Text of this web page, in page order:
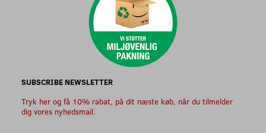
SUBSCRIBE NEWSLETTER
Tryk her og få 10% rabat, på dit næste køb, når du tilmelder
dig vores nyhedsmail.